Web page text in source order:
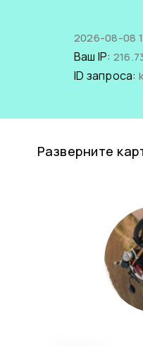
2026-08-08
Ваш IP:
ID запроса:
Разверните